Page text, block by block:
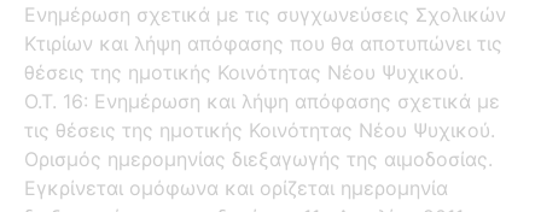
Ενημέρωση σχετικά με τις συγχωνεύσεις Σχολικών
Κτιρίων και λήψη απόφασης που θα αποτυπώνει τις
θέσεις της ημοτικής Κοινότητας Νέου Ψυχικού.
Ο.Τ. 16: Ενημέρωση και λήψη απόφασης σχετικά με
τις θέσεις της ημοτικής Κοινότητας Νέου Ψυχικού.
Ορισμός ημερομηνίας διεξαγωγής της αιμοδοσίας.
Εγκρίνεται ομόφωνα και ορίζεται ημερομηνία